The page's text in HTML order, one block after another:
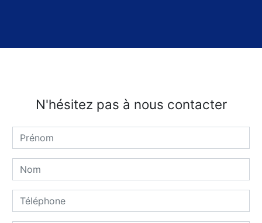
N'hésitez pas à nous contacter